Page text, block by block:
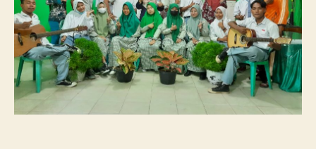
Metro
Membebaskan
Siswa
Berkreasi
dalam
Merayakan